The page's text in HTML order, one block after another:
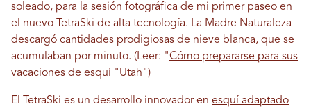
soleado, para la sesión fotográfica de mi primer paseo en
el nuevo TetraSki de alta tecnología. La Madre Naturaleza
descargó cantidades prodigiosas de nieve blanca, que se
acumulaban por minuto. (Leer: "Cómo prepararse para sus
vacaciones de esquí "Utah")
El TetraSki es un desarrollo innovador en esquí adaptado